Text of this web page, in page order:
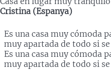
Cristina (Espanya)
Es una casa muy cómoda
muy apartada de todo si
Es una casa muy cómoda
muy apartada de todo si